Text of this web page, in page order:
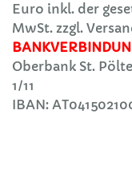
Euro inkl. der
MwSt. zzgl.
Oberbank St.
1/11
IBAN: